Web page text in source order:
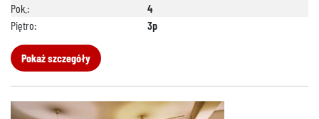
Pok.:
4
Piętro:
3p
Pokaż szczegóły